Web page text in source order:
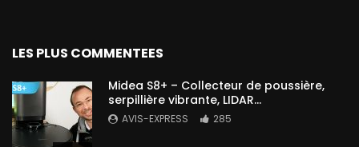
LES PLUS COMMENTEES
Midea S8+ – Collecteur de poussière,
serpillière vibrante, LIDAR…
AVIS-EXPRESS 285